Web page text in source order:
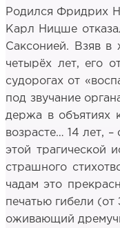
Родился Фридрих
Карл Ницше
Саксонией. Взяв в
четырёх лет, его
судорогах от
под звучание
держа в объятиях
возрасте… 14 лет,
этой трагической
страшного
чадам это
печатью гибели
оживающий